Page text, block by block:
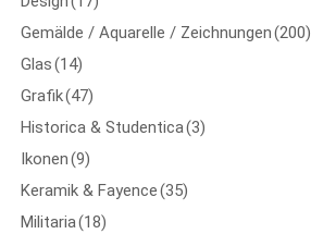
Gemälde / Aquarelle / Zeichnungen(200)
Glas(14)
Grafik(47)
Historica & Studentica(3)
Ikonen(9)
Keramik & Fayence(35)
Militaria(18)